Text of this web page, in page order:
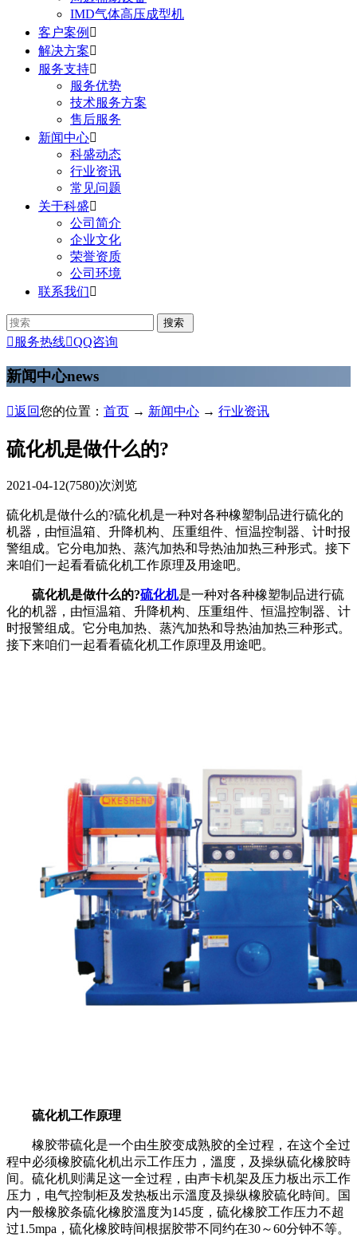
IMD气体高压成型机
客户案例 
解决方案
服务支持
服务优势
技术服务方案
售后服务
新闻中心
科盛动态
行业资讯
常见问题
关于科盛
公司简介
企业文化
荣誉资质
公司环境
联系我们
服务热线QQ咨询
新闻中心news
返回您的位置： 首页 → 新闻中心 → 行业资讯
硫化机是做什么的?
2021-04-12(7580)次浏览
硫化机是做什么的?硫化机是一种对各种橡塑制品进行硫化的
机器，由恒温箱、升降机构、压重组件、恒温控制器、计时报
警组成。它分电加热、蒸汽加热和导热油加热三种形式。接下
来咱们一起看看硫化机工作原理及用途吧。
硫化机是做什么的?硫化机是一种对各种橡塑制品进行硫
化的机器，由恒温箱、升降机构、压重组件、恒温控制器、计
时报警组成。它分电加热、蒸汽加热和导热油加热三种形式。
接下来咱们一起看看硫化机工作原理及用途吧。
硫化机工作原理
橡胶带硫化是一个由生胶变成熟胶的全过程，在这个全过
程中必须橡胶硫化机出示工作压力，溫度，及操纵硫化橡胶時
间。硫化机则满足这一全过程，由声卡机架及压力板出示工作
压力，电气控制柜及发热板出示溫度及操纵橡胶硫化時间。国
内一般橡胶条硫化橡胶溫度为145度，硫化橡胶工作压力不超
过1.5mpa，硫化橡胶時间根据胶带不同约在30～60分钟不等。